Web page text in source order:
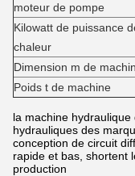
moteur de pompe
Kilowatt de puissance
chaleur
Dimension m de
Poids t de machine
la machine
hydrauliques des
conception de circuit
rapide et bas, shortent
production